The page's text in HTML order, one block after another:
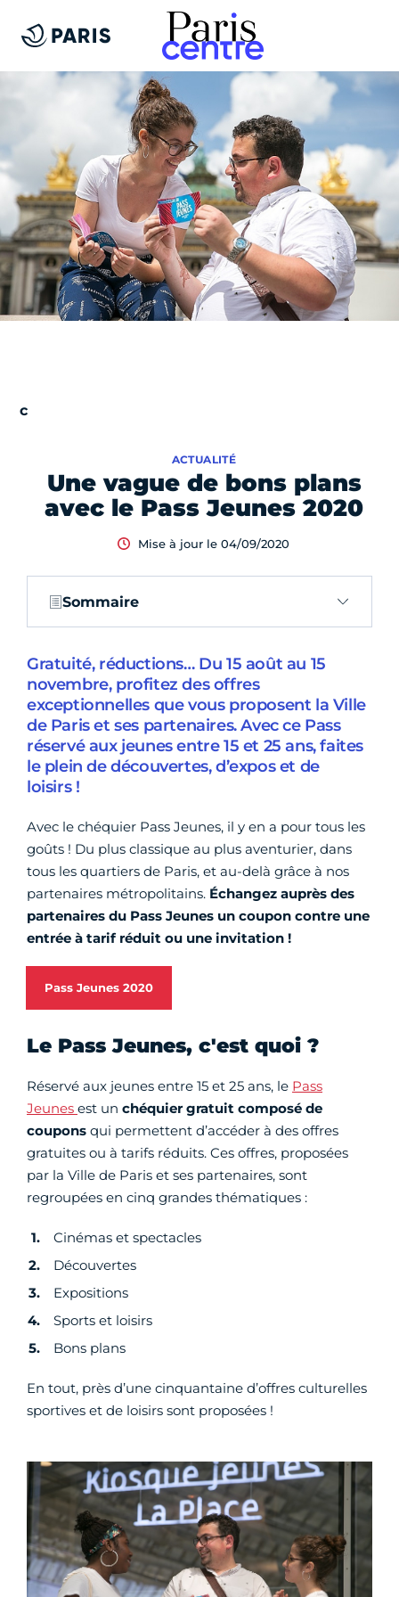
Une vague de bons plans
avec le Pass Jeunes 2020
ACTUALITÉ
Mise à jour le 04/09/2020
Sommaire
Gratuité, réductions… Du 15 août au 15
novembre, profitez des offres
exceptionnelles que vous proposent la Ville
de Paris et ses partenaires. Avec ce Pass
réservé aux jeunes entre 15 et 25 ans, faites
le plein de découvertes, d’expos et de
loisirs !
Avec le chéquier Pass Jeunes, il y en a pour tous les
goûts ! Du plus classique au plus aventurier, dans
tous les quartiers de Paris, et au-delà grâce à nos
partenaires métropolitains. Échangez auprès des
partenaires du Pass Jeunes un coupon contre une
entrée à tarif réduit ou une invitation !
Pass Jeunes 2020
Le Pass Jeunes, c'est quoi ?
Réservé aux jeunes entre 15 et 25 ans, le Pass
Jeunes est un chéquier gratuit composé de
coupons qui permettent d’accéder à des offres
gratuites ou à tarifs réduits. Ces offres, proposées
par la Ville de Paris et ses partenaires, sont
regroupées en cinq grandes thématiques :
Cinémas et spectacles
Découvertes
Expositions
Sports et loisirs
Bons plans
En tout, près d’une cinquantaine d’offres culturelles
sportives et de loisirs sont proposées !